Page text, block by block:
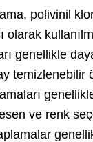
polivinil
olarak
genellikle
temizlenebilir
ve renk